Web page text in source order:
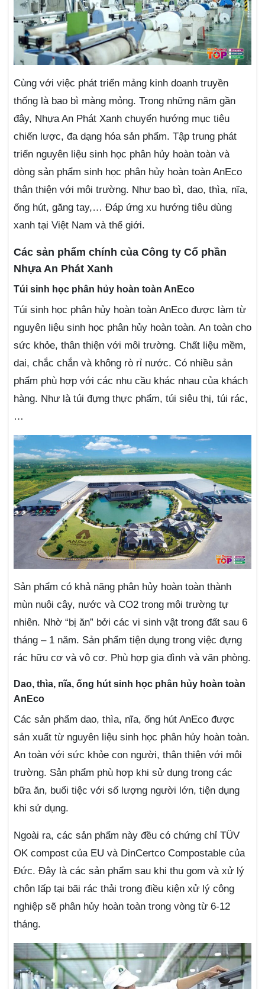
Cùng với việc phát triển mảng kinh doanh truyền
thống là bao bì màng mỏng. Trong những năm gần
đây, Nhựa An Phát Xanh chuyển hướng mục tiêu
chiến lược, đa dạng hóa sản phẩm. Tập trung phát
triển nguyên liệu sinh học phân hủy hoàn toàn và
dòng sản phẩm sinh học phân hủy hoàn toàn AnEco
thân thiện với môi trường. Như bao bì, dao, thìa, nĩa,
ống hút, găng tay,… Đáp ứng xu hướng tiêu dùng
xanh tại Việt Nam và thế giới.
Các sản phẩm chính của Công ty Cổ phần
Nhựa An Phát Xanh
Túi sinh học phân hủy hoàn toàn AnEco
Túi sinh học phân hủy hoàn toàn AnEco được làm từ
nguyên liệu sinh học phân hủy hoàn toàn. An toàn cho
sức khỏe, thân thiện với môi trường. Chất liệu mềm,
dai, chắc chắn và không rò rỉ nước. Có nhiều sản
phẩm phù hợp với các nhu cầu khác nhau của khách
hàng. Như là túi đựng thực phẩm, túi siêu thị, túi rác,
…
Sản phẩm có khả năng phân hủy hoàn toàn thành
mùn nuôi cây, nước và CO2 trong môi trường tự
nhiên. Nhờ “bị ăn” bởi các vi sinh vật trong đất sau 6
tháng – 1 năm. Sản phẩm tiện dụng trong việc đựng
rác hữu cơ và vô cơ. Phù hợp gia đình và văn phòng.
Dao, thìa, nĩa, ống hút sinh học phân hủy hoàn toàn
AnEco
Các sản phẩm dao, thìa, nĩa, ống hút AnEco được
sản xuất từ nguyên liệu sinh học phân hủy hoàn toàn.
An toàn với sức khỏe con người, thân thiện với môi
trường. Sản phẩm phù hợp khi sử dụng trong các
bữa ăn, buổi tiệc với số lượng người lớn, tiện dụng
khi sử dụng.
Ngoài ra, các sản phẩm này đều có chứng chỉ TÜV
OK compost của EU và DinCertco Compostable của
Đức. Đây là các sản phẩm sau khi thu gom và xử lý
chôn lấp tại bãi rác thải trong điều kiện xử lý công
nghiệp sẽ phân hủy hoàn toàn trong vòng từ 6-12
tháng.